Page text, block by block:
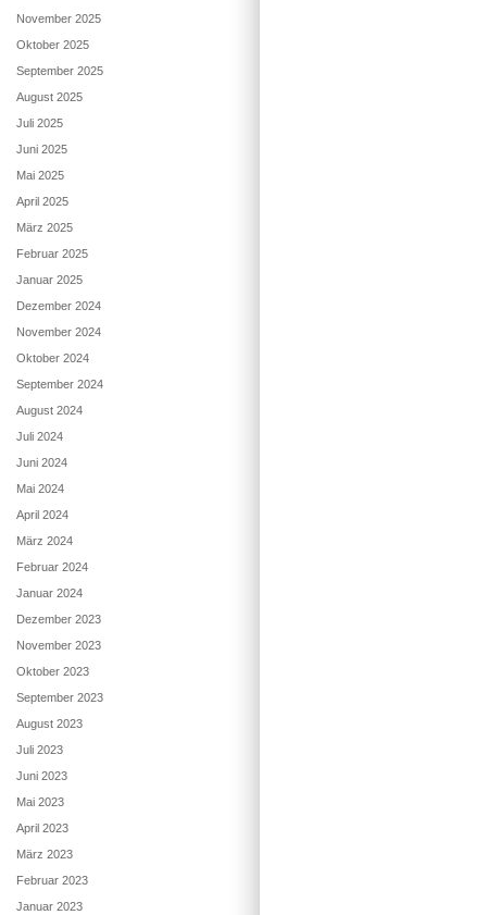
November 2025
Oktober 2025
September 2025
August 2025
Juli 2025
Juni 2025
Mai 2025
April 2025
März 2025
Februar 2025
Januar 2025
Dezember 2024
November 2024
Oktober 2024
September 2024
August 2024
Juli 2024
Juni 2024
Mai 2024
April 2024
März 2024
Februar 2024
Januar 2024
Dezember 2023
November 2023
Oktober 2023
September 2023
August 2023
Juli 2023
Juni 2023
Mai 2023
April 2023
März 2023
Februar 2023
Januar 2023